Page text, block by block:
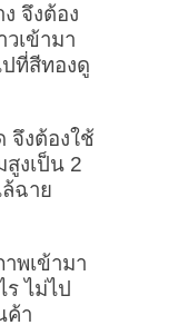
จึงต้อง
เข้ามา
ที่สีทองดู
จึงต้องใช้
งเป็น 2
ฉาย
พเข้ามา
ร ไม่ไป
ค้า